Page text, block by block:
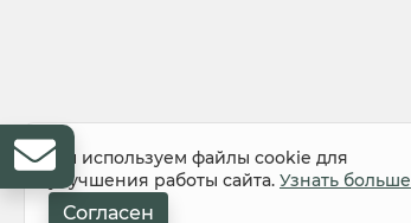
Мы используем файлы cookie для
улучшения работы сайта. Узнать больше
Согласен